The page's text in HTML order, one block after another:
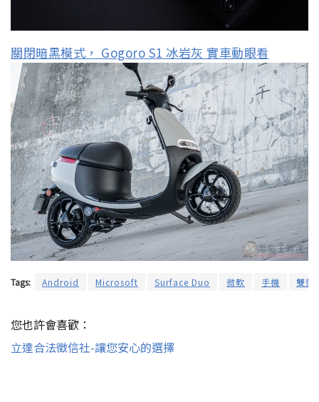
關閉暗黑模式， Gogoro S1 冰岩灰 實車動眼看
Tags: Android Microsoft Surface Duo 微軟 手機 雙螢
您也許會喜歡：
立達合法徵信社-讓您安心的選擇